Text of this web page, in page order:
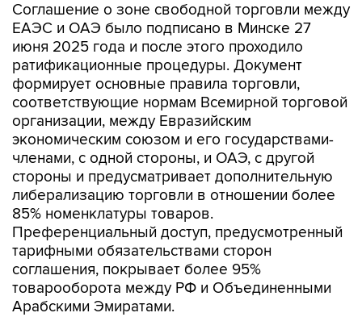
Соглашение о зоне свободной торговли между
ЕАЭС и ОАЭ было подписано в Минске 27
июня 2025 года и после этого проходило
ратификационные процедуры. Документ
формирует основные правила торговли,
соответствующие нормам Всемирной торговой
организации, между Евразийским
экономическим союзом и его государствами-
членами, с одной стороны, и ОАЭ, с другой
стороны и предусматривает дополнительную
либерализацию торговли в отношении более
85% номенклатуры товаров.
Преференциальный доступ, предусмотренный
тарифными обязательствами сторон
соглашения, покрывает более 95%
товарооборота между РФ и Объединенными
Арабскими Эмиратами.